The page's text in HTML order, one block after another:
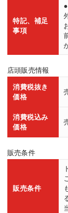
特記、補足
事項
店頭販売情報
消費税抜き
価格
消費税込み
価格
販売条件
販売条件